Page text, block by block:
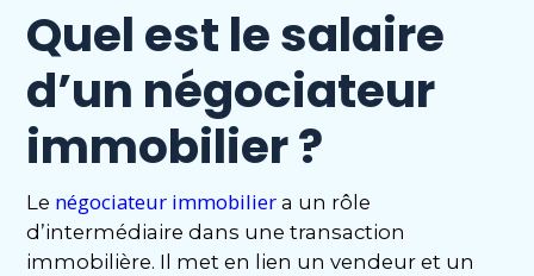
Quel est le salaire
d’un négociateur
immobilier ?
Le négociateur immobilier a un rôle
d’intermédiaire dans une transaction
immobilière. Il met en lien un vendeur et un